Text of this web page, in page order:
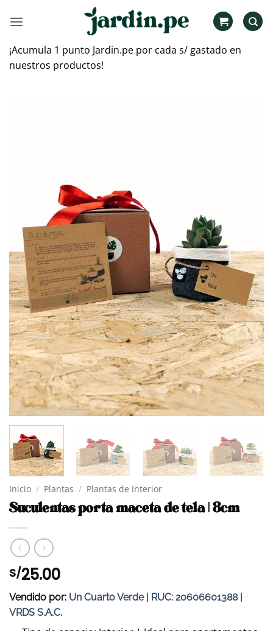
¡Acumula 1 punto Jardin.pe por cada s/ gastado en
nuestros productos!
Inicio / Plantas / Plantas de Interior
Suculentas porta maceta de tela | 8cm
S/25.00
Vendido por: Un Cuarto Verde | RUC: 20606601388 |
VRDS S.A.C.